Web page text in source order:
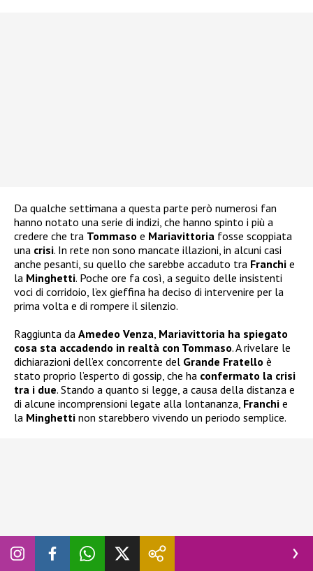
Da qualche settimana a questa parte però numerosi fan
hanno notato una serie di indizi, che hanno spinto i più a
credere che tra Tommaso e Mariavittoria fosse scoppiata
una crisi. In rete non sono mancate illazioni, in alcuni casi
anche pesanti, su quello che sarebbe accaduto tra Franchi e
la Minghetti. Poche ore fa così, a seguito delle insistenti
voci di corridoio, l’ex gieffina ha deciso di intervenire per la
prima volta e di rompere il silenzio.
Raggiunta da Amedeo Venza, Mariavittoria ha spiegato
cosa sta accadendo in realtà con Tommaso. A rivelare le
dichiarazioni dell’ex concorrente del Grande Fratello è
stato proprio l’esperto di gossip, che ha confermato la crisi
tra i due. Stando a quanto si legge, a causa della distanza e
di alcune incomprensioni legate alla lontananza, Franchi e
la Minghetti non starebbero vivendo un periodo semplice.